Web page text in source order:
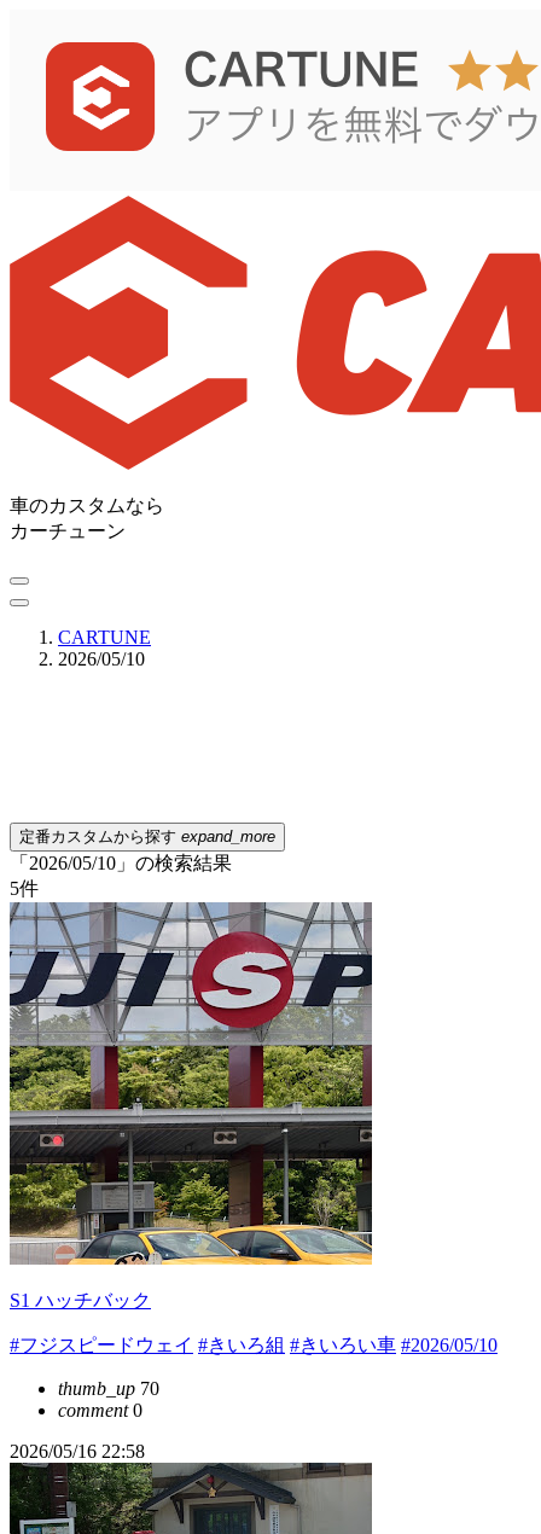
車のカスタムなら
カーチューン
CARTUNE
2026/05/10
定番カスタムから探す expand_more
「2026/05/10」の検索結果
5件
S1 ハッチバック
#フジスピードウェイ #きいろ組 #きいろい車 #2026/05/10
thumb_up 70
comment0
2026/05/16 22:58